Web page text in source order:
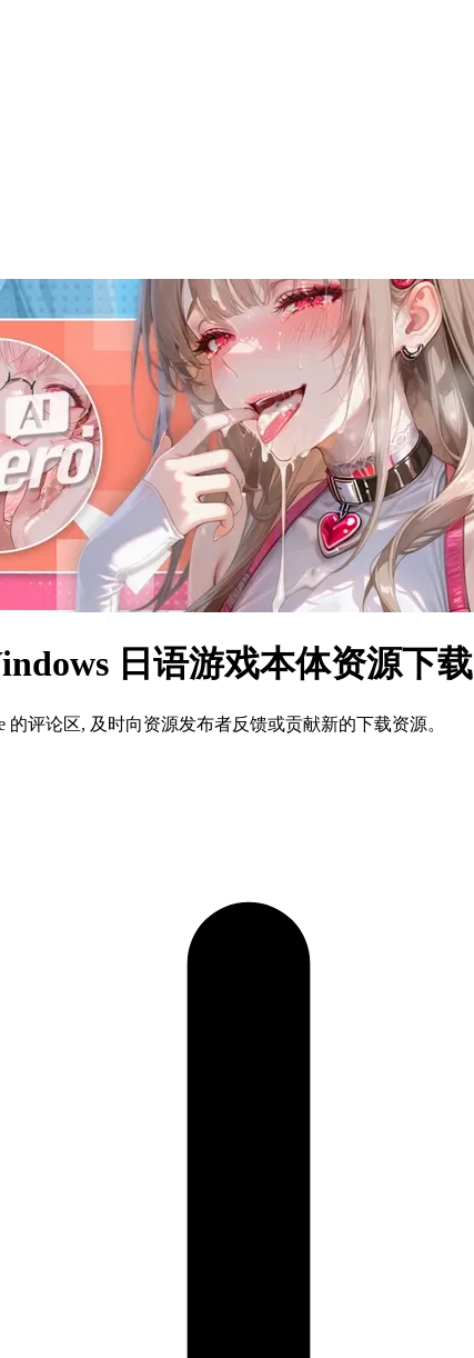
日语游戏本体资源下载
评论区, 及时向资源发布者反馈或贡献新的下载资源。